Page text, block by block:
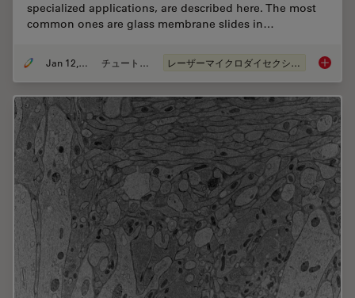
specialized applications, are described here. The most
common ones are glass membrane slides in…
Jan 12, 2021 チュートリアル レーザーマイクロダイセクション（LMD）